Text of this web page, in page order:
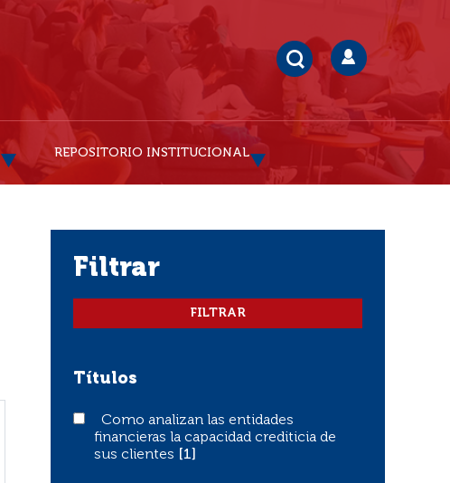
REPOSITORIO INSTITUCIONAL
filtrar
Títulos
Como analizan las entidades financieras la capacidad
Como analizan las entidades
financieras la capacidad crediticia de
sus clientes
[1]